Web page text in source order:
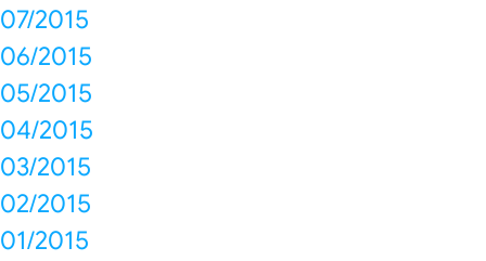
07/2015
06/2015
05/2015
04/2015
03/2015
02/2015
01/2015